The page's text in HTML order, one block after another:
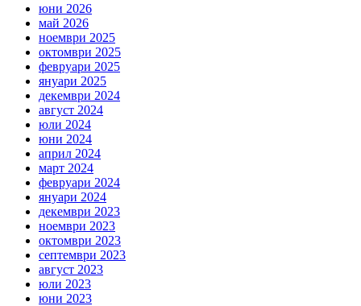
юни 2026
май 2026
ноември 2025
октомври 2025
февруари 2025
януари 2025
декември 2024
август 2024
юли 2024
юни 2024
април 2024
март 2024
февруари 2024
януари 2024
декември 2023
ноември 2023
октомври 2023
септември 2023
август 2023
юли 2023
юни 2023